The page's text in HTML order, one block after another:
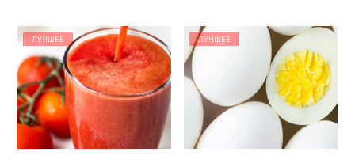
ЛУЧШЕЕ ЛУЧШЕЕ